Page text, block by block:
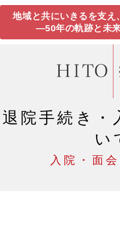
地域と共にいきるを支え
―50年の軌跡と未
退院手続き・
い
入院・面